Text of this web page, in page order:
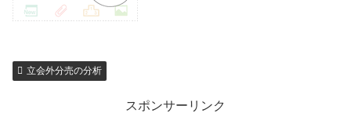
立会外分売の分析
スポンサーリンク